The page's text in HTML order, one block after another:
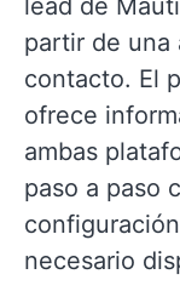
partir de una
contacto. El
ofrece
ambas
paso a paso
necesario